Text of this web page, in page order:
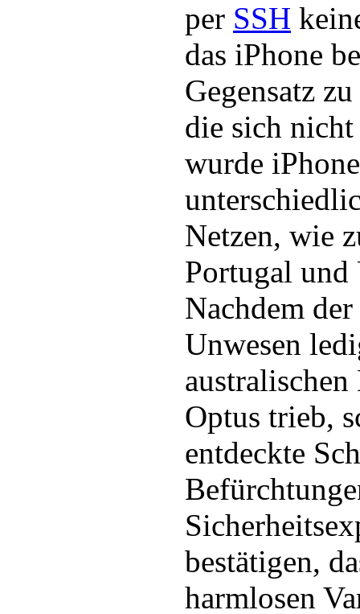
per SSH
das iPhone
Gegensatz
die sich
wurde
Netzen, wie
Portugal und
Nachdem
Unwesen
Optus trieb,
entdeckte
bestätigen,
harmlosen